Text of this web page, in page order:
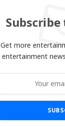
Get more
entertainment